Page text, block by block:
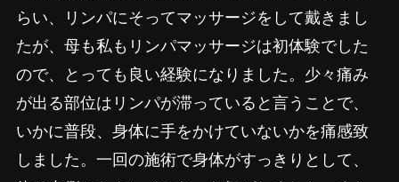
らい、リンパにそってマッサージをして戴きまし
たが、母も私もリンパマッサージは初体験でした
ので、とっても良い経験になりました。少々痛み
が出る部位はリンパが滞っていると言うことで、
いかに普段、身体に手をかけていないかを痛感致
しました。一回の施術で身体がすっきりとして、